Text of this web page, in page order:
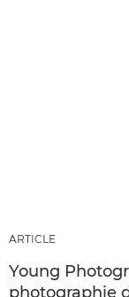
ARTICLE
Young
photographie